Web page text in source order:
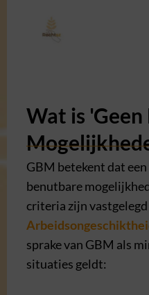
Wat is
GBM betekent dat
benutbare
criteria zijn
sprake van GBM als
situaties geldt: